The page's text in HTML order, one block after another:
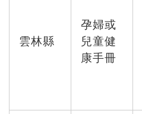
雲林縣
孕婦或
兒童健
康手冊